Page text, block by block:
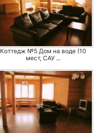
Коттедж №5 Дом на воде (10
мест, САУ ...